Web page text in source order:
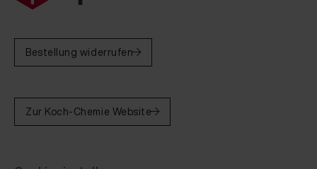
Bestellung widerrufen
Zur Koch-Chemie Website